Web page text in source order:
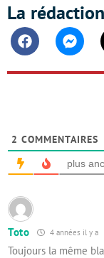
La
Facebook
2 COMMENTAIRES
plus
Toto 4 années il y a
Toujours la même